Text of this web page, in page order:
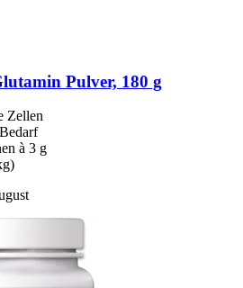
Pulver, 180 g
Zellen
à 3 g